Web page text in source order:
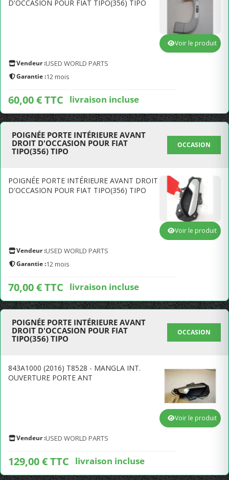
D'OCCASION POUR FIAT TIPO(356) TIPO
Vendeur :USED WORLD PARTS
Garantie :12 mois
60,00 € TTC livraison incluse
Voir le produit
POIGNÉE PORTE INTÉRIEURE AVANT
DROIT D'OCCASION POUR FIAT
TIPO(356) TIPO
OCCASION
POIGNÉE PORTE INTÉRIEURE AVANT DROIT
D'OCCASION POUR FIAT TIPO(356) TIPO
Vendeur :USED WORLD PARTS
Garantie :12 mois
70,00 € TTC livraison incluse
Voir le produit
POIGNÉE PORTE INTÉRIEURE AVANT
DROIT D'OCCASION POUR FIAT
TIPO(356) TIPO
OCCASION
843A1000 (2016) T8528 - MANGLA INT.
OUVERTURE PORTE ANT
Vendeur :USED WORLD PARTS
129,00 € TTC livraison incluse
Voir le produit